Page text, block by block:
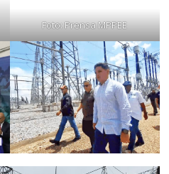
Foto: Prensa MPPEE